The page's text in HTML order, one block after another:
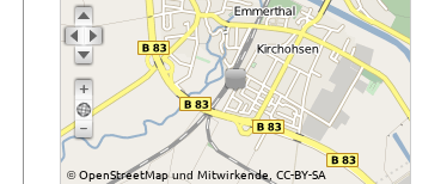
©OpenStreetMapund Mitwirkende CC-BY-SA